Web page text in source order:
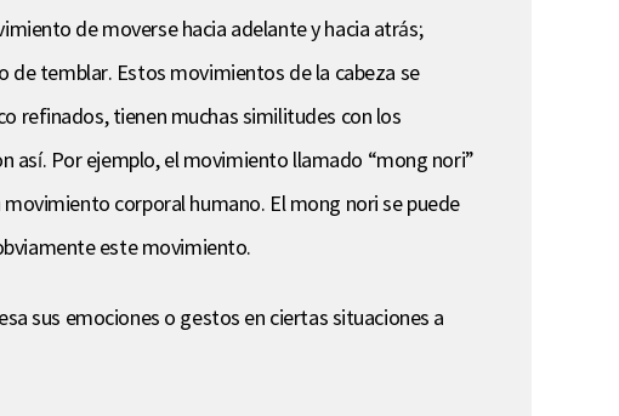
de moverse hacia adelante y hacia atrás;
temblar. Estos movimientos de la cabeza se
refinados, tienen muchas similitudes con los
así. Por ejemplo, el movimiento llamado “mong nori”
corporal humano. El mong nori se puede
este movimiento.
sus emociones o gestos en ciertas situaciones a